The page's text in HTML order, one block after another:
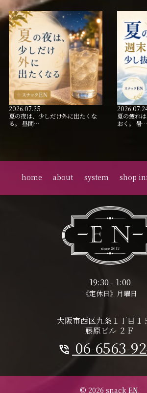
2026.07.25
夏の夜は、少しだけ外に出たくな
る。 昼間…
夏の疲れ
おく。 暑…
home about system shop
19:30 - 1:00
《定休日》月曜日
大阪市西区九条１丁目１
藤原ビル ２Ｆ
phone_in_talk 06-6563-
© 2026 snack EN.